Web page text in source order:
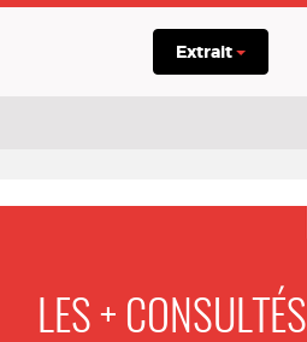
Extrait
LES + CONSULTÉS